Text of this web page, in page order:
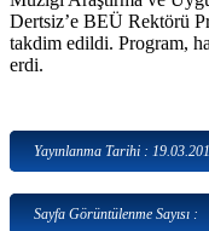
Dertsiz’e BEÜ Rektörü
takdim edildi. Program,
erdi.
Yayınlanma Tarihi :
Sayfa Görüntülenme Sayısı :